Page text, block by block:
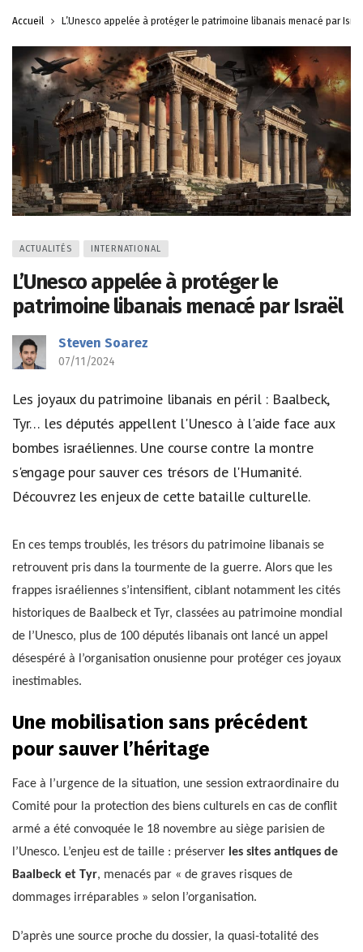
Accueil L’Unesco appelée à protéger le patrimoine libanais menacé par
ACTUALITÉS INTERNATIONAL
L’Unesco appelée à protéger le
patrimoine libanais menacé par Israël
Steven Soarez
07/11/2024
Les joyaux du patrimoine libanais en péril : Baalbeck,
Tyr… les députés appellent l'Unesco à l'aide face aux
bombes israéliennes. Une course contre la montre
s'engage pour sauver ces trésors de l'Humanité.
Découvrez les enjeux de cette bataille culturelle.
En ces temps troublés, les trésors du patrimoine libanais se
retrouvent pris dans la tourmente de la guerre. Alors que les
frappes israéliennes s’intensifient, ciblant notamment les cités
historiques de Baalbeck et Tyr, classées au patrimoine mondial
de l’Unesco, plus de 100 députés libanais ont lancé un appel
désespéré à l’organisation onusienne pour protéger ces joyaux
inestimables.
Une mobilisation sans précédent
pour sauver l’héritage
Face à l’urgence de la situation, une session extraordinaire du
Comité pour la protection des biens culturels en cas de conflit
armé a été convoquée le 18 novembre au siège parisien de
l’Unesco. L’enjeu est de taille : préserver les sites antiques de
Baalbeck et Tyr, menacés par « de graves risques de
dommages irréparables » selon l’organisation.
D’après une source proche du dossier, la quasi-totalité des